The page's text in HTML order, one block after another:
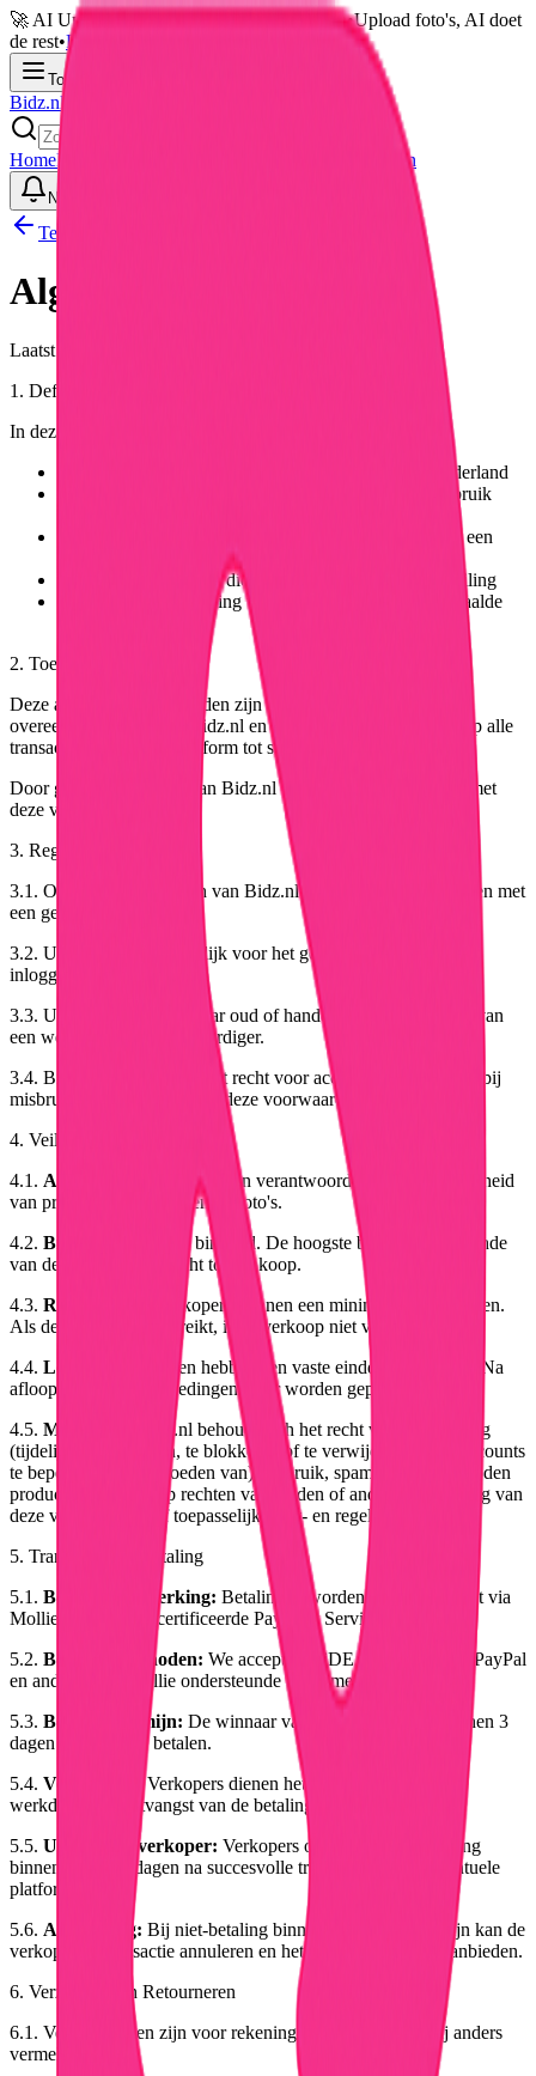
🚀 AI Upload: Veiling online in 30 seconden•Upload foto's, AI doet
de rest•Probeer nu gratis →
Toggle menu
Bidz.nl
HomeHoe het werkt Product uploaden
Notificaties
Terug naar home
Algemene Voorwaarden
Laatst bijgewerkt:
1. Definities
In deze algemene voorwaarden wordt verstaan onder:
Het online veilingplatform, gevestigd in Nederland
Elke natuurlijke of rechtspersoon die gebruik
De gebruiker die een product aanbiedt via een
De gebruiker die een bod uitbrengt op een veiling
Een aanbieding van een product met een bepaalde
2. Toepasselijkheid
Deze algemene voorwaarden zijn van toepassing op alle
overeenkomsten tussen Bidz.nl en haar gebruikers, alsmede op alle
transacties die via het platform tot stand komen.
Door gebruik te maken van Bidz.nl verklaart u zich akkoord met
deze voorwaarden.
3. Registratie en Account
3.1. Om gebruik te maken van Bidz.nl dient u zich te registreren met
een geldig e-mailadres.
3.2. U bent verantwoordelijk voor het geheimhouden van uw
inloggegevens.
3.3. U bent minimaal 18 jaar oud of handelt met toestemming van
een wettelijke vertegenwoordiger.
3.4. Bidz.nl behoudt zich het recht voor accounts te blokkeren bij
misbruik of overtreding van deze voorwaarden.
4. Veilingen
4.1. Aanbieden:
Verkopers zijn verantwoordelijk voor de juistheid
van productbeschrijvingen en foto's.
4.2. Bieden:
Een bod is bindend. De hoogste bieder aan het einde
van de veiling is verplicht tot aankoop.
4.3. Reserveprijs:
Verkopers kunnen een minimumprijs instellen.
Als deze niet wordt bereikt, is de verkoop niet verplicht.
4.4. Looptijd:
Veilingen hebben een vaste einddatum en -tijd. Na
afloop kunnen geen biedingen meer worden geplaatst.
4.5. Moderatie:
Bidz.nl behoudt zich het recht voor een veiling
(tijdelijk) te verbergen, te blokkeren of te verwijderen en/of accounts
te beperken bij (vermoeden van) misbruik, spam, fraude, verboden
producten, inbreuk op rechten van derden of andere overtreding van
deze voorwaarden of toepasselijke wet- en regelgeving.
5. Transacties en Betaling
5.1. Betalingsverwerking: Betalingen worden veilig verwerkt via
Mollie B.V., een gecertificeerde Payment Service Provider.
5.2. Betalingsmethoden: We accepteren iDEAL, creditcard, PayPal
en andere door Mollie ondersteunde betaalmethoden.
5.3. Betalingstermijn: De winnaar van een veiling dient binnen 3
dagen na afloop te betalen.
5.4. Verzending:
Verkopers dienen het product binnen 3
werkdagen na ontvangst van de betaling te verzenden.
5.5. Uitbetaling verkoper: Verkopers ontvangen hun betaling
binnen 1-2 werkdagen na succesvolle transactie, minus eventuele
platformkosten.
5.6. Annulering: Bij niet-betaling binnen de gestelde termijn kan de
verkoper de transactie annuleren en het product opnieuw aanbieden.
6. Verzending en Retourneren
6.1. Verzendkosten zijn voor rekening van de koper, tenzij anders
vermeld.